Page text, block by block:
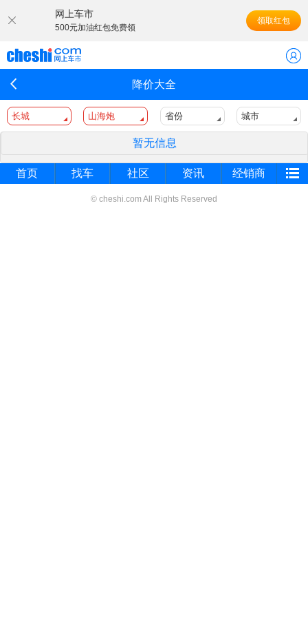
网上车市
500元加油红包免费领
领取红包
降价大全
长城 山海炮 省份 城市
暂无信息
首页 找车 社区 资讯 经销商
© cheshi.com All Rights Reserved